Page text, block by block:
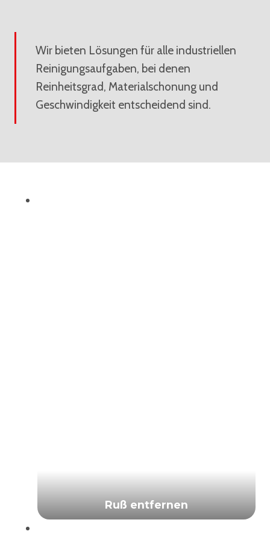
Wir bieten Lösungen für alle industriellen
Reinigungsaufgaben, bei denen
Reinheitsgrad, Materialschonung und
Geschwindigkeit entscheidend sind.
Ruß entfernen